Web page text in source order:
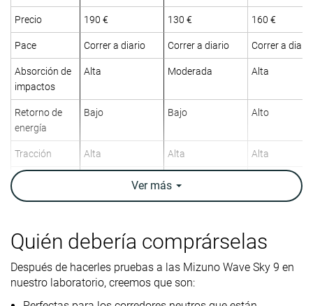
Precio 190 € 130 € 160 €
Pace Correr a diario Correr a diario Correr a diario
Absorción de
impactos
Alta Moderada Alta
Retorno de
energía
Bajo Bajo Alto
Tracción Alta Alta Alta
Arch support
Peso
Peso marca
10.4 oz / 295g 10.8 oz / 305g 10.2 oz / 288g
Drop
laboratorio
6.2 mm
6.0 mm
8.3 mm
8.0 mm
7.0 mm
Ver más
Quién debería comprárselas
Después de hacerles pruebas a las Mizuno Wave Sky 9 en
nuestro laboratorio, creemos que son: